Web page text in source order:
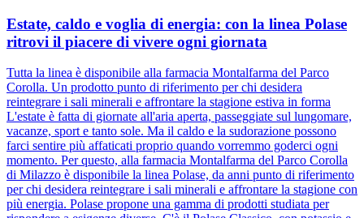
Estate, caldo e voglia di energia: con la linea Polase
ritrovi il piacere di vivere ogni giornata
Tutta la linea è disponibile alla farmacia Montalfarma del Parco
Corolla. Un prodotto punto di riferimento per chi desidera
reintegrare i sali minerali e affrontare la stagione estiva in forma
L'estate è fatta di giornate all'aria aperta, passeggiate sul lungomare,
vacanze, sport e tanto sole. Ma il caldo e la sudorazione possono
farci sentire più affaticati proprio quando vorremmo goderci ogni
momento. Per questo, alla farmacia Montalfarma del Parco Corolla
di Milazzo è disponibile la linea Polase, da anni punto di riferimento
per chi desidera reintegrare i sali minerali e affrontare la stagione con
più energia. Polase propone una gamma di prodotti studiata per